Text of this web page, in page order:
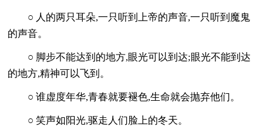
○ 人的两只耳朵,一只听到上帝的声音,一只听到魔鬼
的声音。
○ 脚步不能达到的地方,眼光可以到达;眼光不能到达
的地方,精神可以飞到。
○ 谁虚度年华,青春就要褪色,生命就会抛弃他们。
○ 笑声如阳光,驱走人们脸上的冬天。